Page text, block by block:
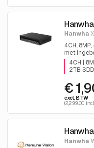
Hanwha
4CH,
met
4CH |
2TB
€
excl. BTW
(2,299.00
Hanwha